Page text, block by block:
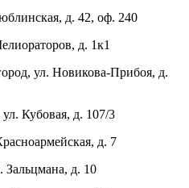
д. 42, оф. 240
д. 1к1
ул. Новикова-Прибоя, д.
Кубовая, д. 107/3
д. 7
Зальцмана, д. 10